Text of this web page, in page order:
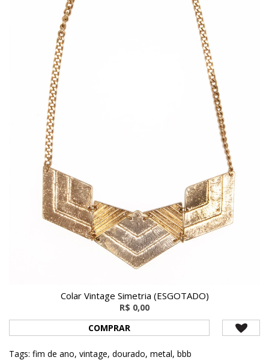
Colar Vintage Simetria (ESGOTADO)
R$ 0,00
COMPRAR
Tags: fim de ano, vintage, dourado, metal, bbb